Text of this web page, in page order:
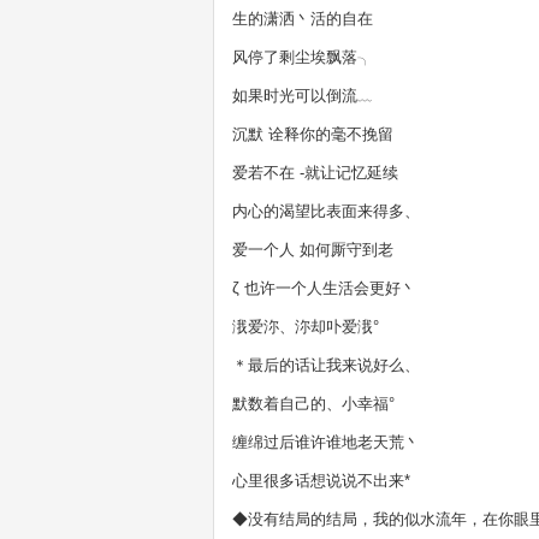
生的潇洒丶活的自在
风停了剩尘埃飘落╮
如果时光可以倒流﹏ゝ
沉默 诠释你的毫不挽留
爱若不在 -就让记忆延续
内心的渴望比表面来得多、
爱一个人 如何厮守到老
ζ 也许一个人生活会更好丶
涐爱沵、沵却卟爱涐°
＊最后的话让我来说好么、
默数着自己的、小幸福°
缠绵过后谁许谁地老天荒丶
心里很多话想说说不出来*
◆没有结局的结局，我的似水流年，在你眼